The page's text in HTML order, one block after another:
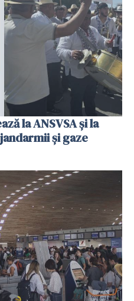
la ANSVSA și la
și gaze